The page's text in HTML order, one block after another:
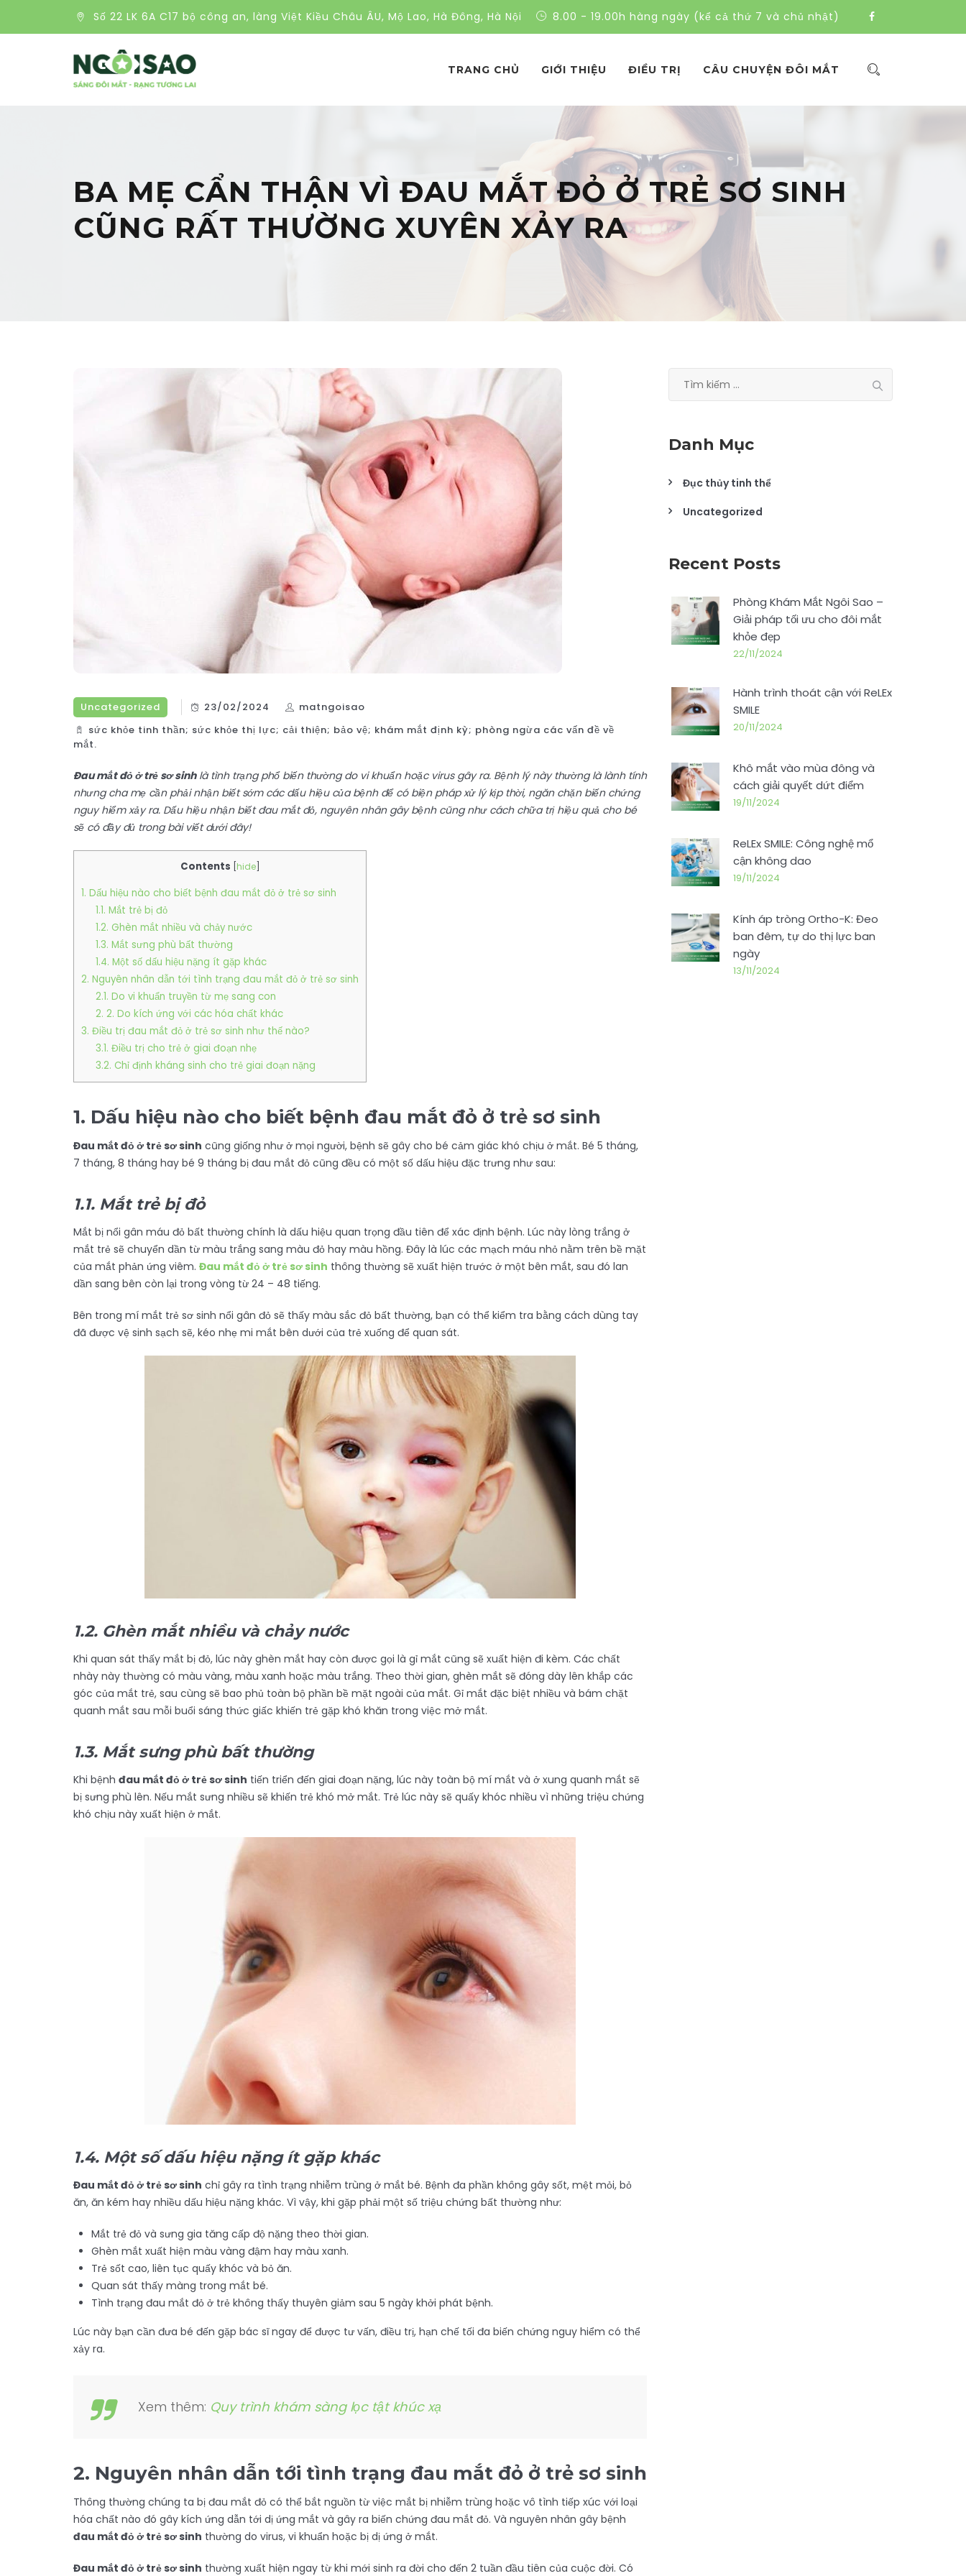
Số 22 LK 6A C17 bộ công an, làng Việt Kiều Châu ÂU, Mộ Lao, Hà Đông, Hà Nội 8.00 - 19.00h hàng ngày (kể cả thứ 7 và chủ nhật)
TRANG CHỦ GIỚI THIỆU ĐIỀU TRỊ CÂU CHUYỆN ĐÔI MẮT
BA MẸ CẨN THẬN VÌ ĐAU MẮT ĐỎ Ở TRẺ SƠ SINH
CŨNG RẤT THƯỜNG XUYÊN XẢY RA
Uncategorized 23/02/2024
matngoisao
sức khỏe tinh thần; sức khỏe thị lực; cải thiện; bảo vệ; khám mắt định kỳ; phòng ngừa các vấn đề về
mắt.
Đau mắt đỏ ở trẻ sơ sinhlà tình trạng phổ biến thường do vi khuẩn hoặc virus gây ra. Bệnh lý này thường là lành tính
nhưng cha mẹ cần phải nhận biết sớm các dấu hiệu của bệnh để có biện pháp xử lý kịp thời, ngăn chặn biến chứng
nguy hiểm xảy ra. Dấu hiệu nhận biết đau mắt đỏ, nguyên nhân gây bệnh cũng như cách chữa trị hiệu quả cho bé
sẽ có đầy đủ trong bài viết dưới đây!
Contents hide]
1. Dấu hiệu nào cho biết bệnh đau mắt đỏ ở trẻ sơ sinh
1.1. Mắt trẻ bị đỏ
1.2. Ghèn mắt nhiều và chảy nước
1.3. Mắt sưng phù bất thường
1.4. Một số dấu hiệu nặng ít gặp khác
2. Nguyên nhân dẫn tới tình trạng đau mắt đỏ ở trẻ sơ sinh
2.1. Do vi khuẩn truyền từ mẹ sang con
2. 2. Do kích ứng với các hóa chất khác
3. Điều trị đau mắt đỏ ở trẻ sơ sinh như thế nào?
3.1. Điều trị cho trẻ ở giai đoạn nhẹ
3.2. Chỉ định kháng sinh cho trẻ giai đoạn nặng
1. Dấu hiệu nào cho biết bệnh đau mắt đỏ ở trẻ sơ sinh
Đau mắt đỏ ở trẻ sơ sinh cũng giống như ở mọi người, bệnh sẽ gây cho bé cảm giác khó chịu ở mắt. Bé 5 tháng,
7 tháng, 8 tháng hay bé 9 tháng bị đau mắt đỏ cũng đều có một số dấu hiệu đặc trưng như sau:
1.1. Mắt trẻ bị đỏ
Mắt bị nổi gân máu đỏ bất thường chính là dấu hiệu quan trọng đầu tiên để xác định bệnh. Lúc này lòng trắng ở
mắt trẻ sẽ chuyển dần từ màu trắng sang màu đỏ hay màu hồng. Đây là lúc các mạch máu nhỏ nằm trên bề mặt
của mắt phản ứng viêm. Đau mắt đỏ ở trẻ sơ sinh thông thường sẽ xuất hiện trước ở một bên mắt, sau đó lan
dần sang bên còn lại trong vòng từ 24 – 48 tiếng.
Bên trong mí mắt trẻ sơ sinh nổi gân đỏ sẽ thấy màu sắc đỏ bất thường, bạn có thể kiểm tra bằng cách dùng tay
đã được vệ sinh sạch sẽ, kéo nhẹ mi mắt bên dưới của trẻ xuống để quan sát.
1.2. Ghèn mắt nhiều và chảy nước
Khi quan sát thấy mắt bị đỏ, lúc này ghèn mắt hay còn được gọi là gỉ mắt cũng sẽ xuất hiện đi kèm. Các chất
nhày này thường có màu vàng, màu xanh hoặc màu trắng. Theo thời gian, ghèn mắt sẽ đóng dày lên khắp các
góc của mắt trẻ, sau cùng sẽ bao phủ toàn bộ phần bề mặt ngoài của mắt. Gỉ mắt đặc biệt nhiều và bám chặt
quanh mắt sau mỗi buổi sáng thức giấc khiến trẻ gặp khó khăn trong việc mở mắt.
1.3. Mắt sưng phù bất thường
Khi bệnh đau mắt đỏ ở trẻ sơ sinh tiến triển đến giai đoạn nặng, lúc này toàn bộ mí mắt và ở xung quanh mắt sẽ
bị sưng phù lên. Nếu mắt sưng nhiều sẽ khiến trẻ khó mở mắt. Trẻ lúc này sẽ quấy khóc nhiều vì những triệu chứng
khó chịu này xuất hiện ở mắt.
1.4. Một số dấu hiệu nặng ít gặp khác
Đau mắt đỏ ở trẻ sơ sinh chỉ gây ra tình trạng nhiễm trùng ở mắt bé. Bệnh đa phần không gây sốt, mệt mỏi, bỏ
ăn, ăn kém hay nhiều dấu hiệu nặng khác. Vì vậy, khi gặp phải một số triệu chứng bất thường như:
Mắt trẻ đỏ và sưng gia tăng cấp độ nặng theo thời gian.
Ghèn mắt xuất hiện màu vàng đậm hay màu xanh.
Trẻ sốt cao, liên tục quấy khóc và bỏ ăn.
Quan sát thấy màng trong mắt bé.
Tình trạng đau mắt đỏ ở trẻ không thấy thuyên giảm sau 5 ngày khởi phát bệnh.
Lúc này bạn cần đưa bé đến gặp bác sĩ ngay để được tư vấn, điều trị, hạn chế tối đa biến chứng nguy hiểm có thể
xảy ra.
Xem thêm: Quy trình khám sàng lọc tật khúc xạ
2. Nguyên nhân dẫn tới tình trạng đau mắt đỏ ở trẻ sơ sinh
Thông thường chúng ta bị đau mắt đỏ có thể bắt nguồn từ việc mắt bị nhiễm trùng hoặc vô tình tiếp xúc với loại
hóa chất nào đó gây kích ứng dẫn tới dị ứng mắt và gây ra biến chứng đau mắt đỏ. Và nguyên nhân gây bệnh
đau mắt đỏ ở trẻ sơ sinh thường do virus, vi khuẩn hoặc bị dị ứng ở mắt.
Đau mắt đỏ ở trẻ sơ sinh thường xuất hiện ngay từ khi mới sinh ra đời cho đến 2 tuần đầu tiên của cuộc đời. Có
Danh Mục
Đục thủy tinh thể
Uncategorized
Recent Posts
Phòng Khám Mắt Ngôi Sao –
Giải pháp tối ưu cho đôi mắt
khỏe đẹp
22/11/2024
Hành trình thoát cận với ReLEx
SMILE
20/11/2024
Khô mắt vào mùa đông và
cách giải quyết dứt điểm
19/11/2024
ReLEx SMILE: Công nghệ mổ
cận không dao
19/11/2024
Kính áp tròng Ortho-K: Đeo
ban đêm, tự do thị lực ban
ngày
13/11/2024